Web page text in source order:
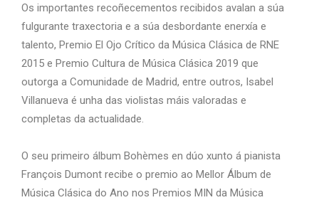
Os importantes recoñecementos recibidos avalan a súa
fulgurante traxectoria e a súa desbordante enerxía e
talento, Premio El Ojo Crítico da Música Clásica de RNE
2015 e Premio Cultura de Música Clásica 2019 que
outorga a Comunidade de Madrid, entre outros, Isabel
Villanueva é unha das violistas máis valoradas e
completas da actualidade.
O seu primeiro álbum Bohèmes en dúo xunto á pianista
François Dumont recibe o premio ao Mellor Álbum de
Música Clásica do Ano nos Premios MIN da Música